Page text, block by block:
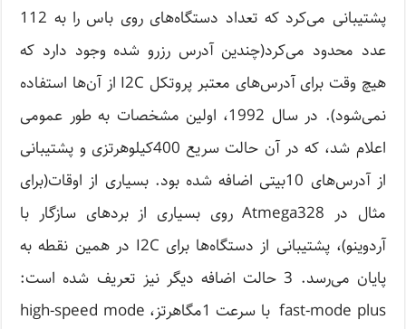
پشتیبانی می‌کرد که تعداد دستگاه‌های روی باس را به 112
عدد محدود می‌کرد(چندین آدرس رزرو شده وجود دارد که
هیچ وقت برای آدرس‌های معتبر پروتکل I2C از آن‌ها استفاده
نمی‌شود). در سال 1992، اولین مشخصات به طور عمومی
اعلام شد، که در آن حالت سریع 400کیلوهرتزی و پشتیبانی
از آدرس‌های 10بیتی اضافه شده بود. بسیاری از اوقات(برای
مثال در Atmega328 روی بسیاری از بردهای سازگار با
آردوینو)، پشتیبانی از دستگاه‌ها برای I2C در همین نقطه به
پایان می‌رسد. 3 حالت اضافه دیگر نیز تعریف شده است:
fast-mode plus با سرعت 1مگاهرتز، high-speed mode